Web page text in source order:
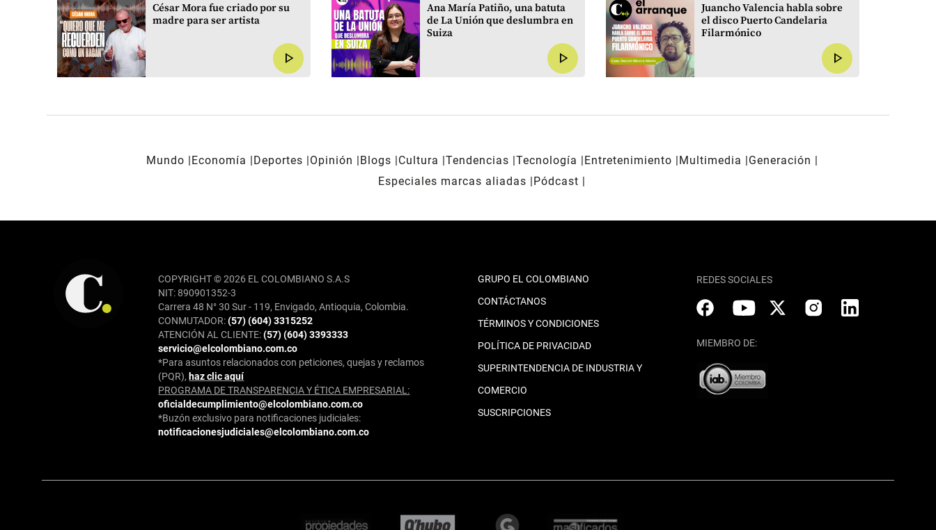
César Mora fue criado por su
madre para ser artista
play_arrow
Ana María Patiño, una batuta
de La Unión que deslumbra en
Suiza
play_arrow
Juancho Valencia habla sobre
el disco Puerto Candelaria
Filarmónico
play_arrow
Mundo Economía Deportes Opinión Blogs Cultura Tendencias Tecnología Entretenimiento Multimedia
Generación
Especiales marcas aliadas
Pódcast
COPYRIGHT © 2026 EL COLOMBIANO S.A.S
NIT: 890901352-3
Carrera 48 N° 30 Sur - 119, Envigado, Antioquia, Colombia.
CONMUTADOR:(57) (604) 3315252
ATENCIÓN AL CLIENTE:(57) (604) 3393333
servicio@elcolombiano.com.co
*Para asuntos relacionados con peticiones, quejas y reclamos
(PQR), haz clic aquí
PROGRAMA DE TRANSPARENCIA Y ÉTICA EMPRESARIAL:
oficialdecumplimiento@elcolombiano.com.co
*Buzón exclusivo para notificaciones judiciales:
notificacionesjudiciales@elcolombiano.com.co
GRUPO EL COLOMBIANO
CONTÁCTANOS
TÉRMINOS Y CONDICIONES
POLÍTICA DE PRIVACIDAD
SUPERINTENDENCIA DE INDUSTRIA Y
COMERCIO
SUSCRIPCIONES
REDES SOCIALES
MIEMBRO DE: